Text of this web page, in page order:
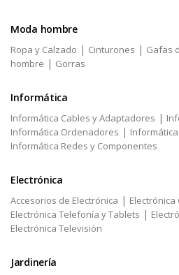
Moda hombre
Ropa y Calzado | Cinturones | Gafas
hombre | Gorras
Informática
Informática Cables y Adaptadores |
Informática Ordenadores |
Informática Redes y Componentes
Electrónica
Accesorios de Electrónica | Electrónica
Electrónica Telefonía y Tablets |
Electrónica Televisión
Jardinería